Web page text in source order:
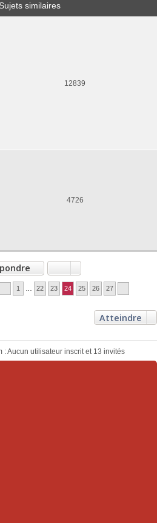
Sujets similaires
12839
4726
1 22 23 24 25 26 27
Atteindre
: Aucun utilisateur inscrit et 13 invités